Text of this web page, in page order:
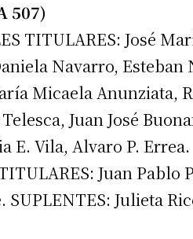
Suscribirme gratis
Dirección de correo electrónico*
Nombre
507)
TITULARES: José
Navarro,
Micaela Anunziata,
Juan José
E. Vila, Alvaro P. Errea.
TITULARES: Juan
Julieta